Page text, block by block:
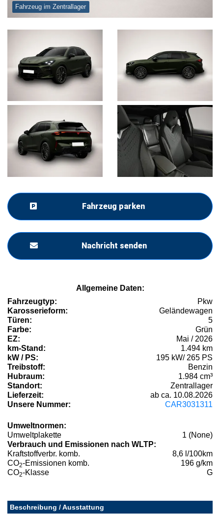
Fahrzeug im Zentrallager
Fahrzeug parken
Nachricht senden
Allgemeine Daten:
Fahrzeugtyp:
Pkw
Karosserieform:
Geländewagen
Türen:
5
Farbe:
Grün
EZ:
Mai / 2026
km-Stand:
1.494 km
kW / PS:
195 kW/ 265 PS
Treibstoff:
Benzin
Hubraum:
1.984 cm³
Standort:
Zentrallager
Lieferzeit:
ab ca. 10.08.2026
Unsere Nummer:
CAR3031311
Umweltnormen:
Umweltplakette
1 (None)
Verbrauch und Emissionen nach WLTP:
Kraftstoffverbr. komb.
8,6 l/100km
CO2-Emissionen komb.
196 g/km
CO2-Klasse G
Beschreibung / Ausstattung